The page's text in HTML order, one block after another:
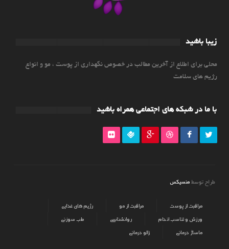
زیبا باشید
محلی برای اطلاع از آخرین مطالب در خصوص نگهداری از پوست ، مو و انواع
رژیم های سلامت
با ما در شبکه های اجتماعی همراه باشید
طراح توسط منسیکس
مراقبت از پوست مراقبت از مو
رژیم های غذایی
ورزش و تناسب اندام
روانشناسی
طب سوزنی
ماساژ درمانی
زالو درمانی